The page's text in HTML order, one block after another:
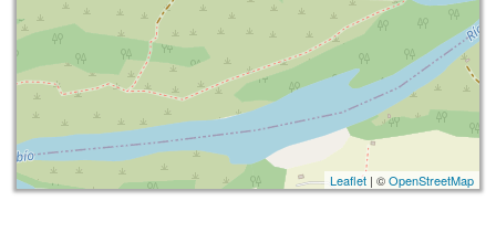
Leaflet | ©OpenStreetMap